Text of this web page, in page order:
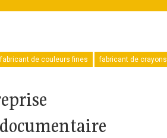
fabricant de couleurs fines fabricant de crayons